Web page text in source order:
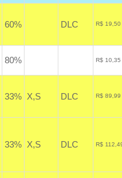
60% DLC R$
80% R$
33% X,S DLC R$
33% X,S DLC R$